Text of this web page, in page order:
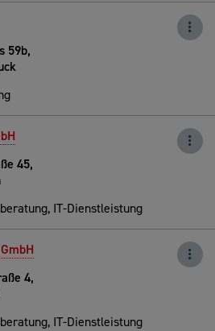
59b,
45,
IT-Dienstleistung
4,
IT-Dienstleistung